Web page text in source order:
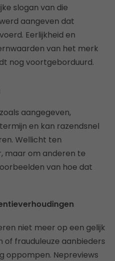
slogan van die
aangeven dat
Eerlijkheid en
van het merk
nog voortgeborduurd.
aangegeven,
en kan razendsnel
Wellicht ten
maar om anderen te
van hoe dat
niet meer op een gelijk
frauduleuze aanbieders
oppompen. Nepreviews